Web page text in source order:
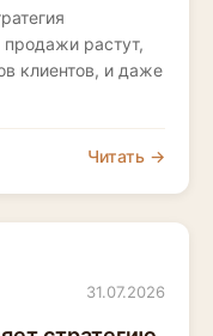
продажи растут,
клиентов, и даже
Читать →
31.07.2026